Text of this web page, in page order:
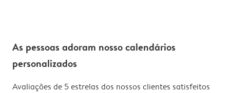
As pessoas adoram nosso calendários
personalizados
Avaliações de 5 estrelas dos nossos clientes satisfeitos